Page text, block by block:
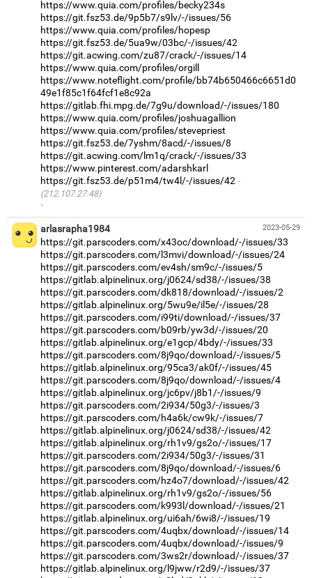
https://www.quia.com/profiles/becky234s
https://git.fsz53.de/9p5b7/s9lv/-/issues/56
https://www.quia.com/profiles/hopesp
https://git.fsz53.de/5ua9w/03bc/-/issues/42
https://git.acwing.com/zu87/crack/-/issues/14
https://www.quia.com/profiles/orgill
https://www.noteflight.com/profile/bb74b650466c6651d0
49e1f85c1f64fcf1e8c92a
https://gitlab.fhi.mpg.de/7g9u/download/-/issues/180
https://www.quia.com/profiles/joshuagallion
https://www.quia.com/profiles/stevepriest
https://git.fsz53.de/7yshm/8acd/-/issues/8
https://git.acwing.com/lm1q/crack/-/issues/33
https://www.pinterest.com/adarshkarl
https://git.fsz53.de/p51m4/tw4l/-/issues/42
(212.107.27.48)
·
2023-05-29
arlasrapha1984
https://git.parscoders.com/x43oc/download/-/issues/33
https://git.parscoders.com/l3mvi/download/-/issues/24
https://git.parscoders.com/ev4sh/sm9c/-/issues/5
https://gitlab.alpinelinux.org/j0624/sd38/-/issues/38
https://git.parscoders.com/dk818/download/-/issues/2
https://gitlab.alpinelinux.org/5wu9e/il5e/-/issues/28
https://git.parscoders.com/i99ti/download/-/issues/37
https://git.parscoders.com/b09rb/yw3d/-/issues/20
https://gitlab.alpinelinux.org/e1gcp/4bdy/-/issues/33
https://git.parscoders.com/8j9qo/download/-/issues/5
https://gitlab.alpinelinux.org/95ca3/ak0f/-/issues/45
https://git.parscoders.com/8j9qo/download/-/issues/4
https://gitlab.alpinelinux.org/jc6pv/j8b1/-/issues/9
https://git.parscoders.com/2i934/50g3/-/issues/3
https://git.parscoders.com/h4a6k/cw9k/-/issues/7
https://gitlab.alpinelinux.org/j0624/sd38/-/issues/42
https://gitlab.alpinelinux.org/rh1v9/gs2o/-/issues/17
https://git.parscoders.com/2i934/50g3/-/issues/31
https://git.parscoders.com/8j9qo/download/-/issues/6
https://git.parscoders.com/hz4o7/download/-/issues/42
https://gitlab.alpinelinux.org/rh1v9/gs2o/-/issues/56
https://git.parscoders.com/k993l/download/-/issues/21
https://gitlab.alpinelinux.org/ui6ah/6wi8/-/issues/19
https://git.parscoders.com/4uqbx/download/-/issues/14
https://git.parscoders.com/4uqbx/download/-/issues/9
https://git.parscoders.com/3ws2r/download/-/issues/37
https://gitlab.alpinelinux.org/l9jww/r2d9/-/issues/37